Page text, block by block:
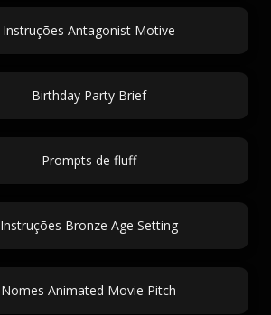
Instruções Antagonist Motive
Birthday Party Brief
Prompts de fluff
Instruções Bronze Age Setting
Nomes Animated Movie Pitch